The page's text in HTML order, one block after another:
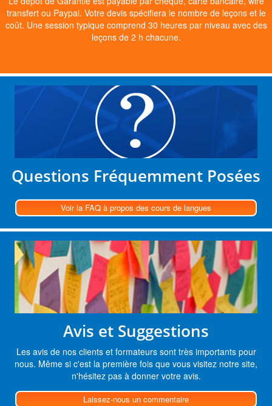
transfert ou Paypal. Votre devis spécifiera le nombre de leçons et le
coût. Une session typique comprend 30 heures par niveau avec des
leçons de 2 h chacune.
Questions Fréquemment Posées
Voir la FAQ à propos des cours de langues
Avis et Suggestions
Les avis de nos clients et formateurs sont très importants pour
nous. Même si c'est la première fois que vous visitez notre site,
n'hésitez pas à donner votre avis.
Laissez-nous un commentaire